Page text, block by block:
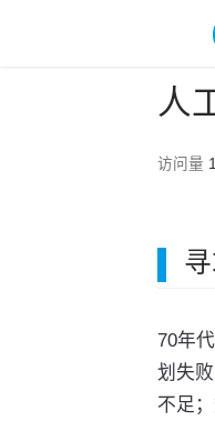
人
访问量
70年
划失
不足